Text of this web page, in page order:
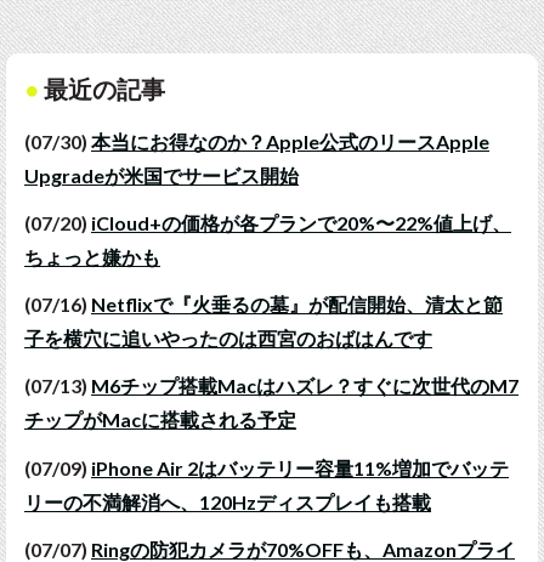
最近の記事
(07/30) 本当にお得なのか？Apple公式のリースApple
Upgradeが米国でサービス開始
(07/20) iCloud+の価格が各プランで20%〜22%値上げ、
ちょっと嫌かも
(07/16) Netflixで『火垂るの墓』が配信開始、清太と節
子を横穴に追いやったのは西宮のおばはんです
(07/13) M6チップ搭載Macはハズレ？すぐに次世代のM7
チップがMacに搭載される予定
(07/09) iPhone Air 2はバッテリー容量11%増加でバッテ
リーの不満解消へ、120Hzディスプレイも搭載
(07/07) Ringの防犯カメラが70%OFFも、Amazonプライ